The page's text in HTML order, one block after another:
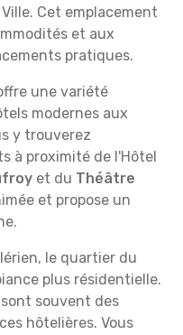
Cet emplacement
et aux
pratiques.
une variété
modernes aux
y trouverez
à proximité de l'Hôtel
et du Théâtre
et propose un
le quartier du
plus résidentielle.
souvent des
hôtelières. Vous